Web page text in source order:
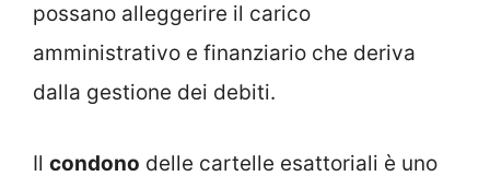
possano alleggerire il carico
amministrativo e finanziario che deriva
dalla gestione dei debiti.
Il condono delle cartelle esattoriali è uno